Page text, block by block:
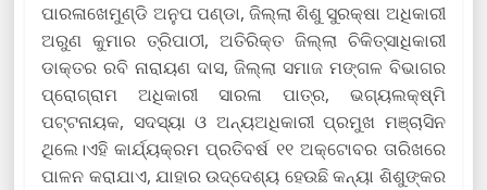
ପାରଳାଖେମୁଣ୍ଡି ଅନୁପ ପଣ୍ଡା, ଜିଲ୍ଲା ଶିଶୁ ସୁରକ୍ଷା ଅଧିକାରୀ
ଅରୁଣ କୁମାର ତ୍ରିପାଠୀ, ଅତିରିକ୍ତ ଜିଲ୍ଲା ଚିକିତ୍ସାଧିକାରୀ
ଡାକ୍ତର ରବି ନାରାୟଣ ଦାସ, ଜିଲ୍ଲା ସମାଜ ମଙ୍ଗଳ ବିଭାଗର
ପ୍ରୋଗ୍ରାମ ଅଧିକାରୀ ସାରଳା ପାତ୍ର, ଭଗ୍ୟଲକ୍ଷ୍ମି
ପଟ୍ଟନାୟକ, ସଦସ୍ୟା ଓ ଅନ୍ୟଅଧିକାରୀ ପ୍ରମୁଖ ମଞ୍ଚାସିନ
ଥିଲେ।ଏହି କାର୍ଯ୍ୟକ୍ରମ ପ୍ରତିବର୍ଷ ୧୧ ଅକ୍ଟୋବର ତାରିଖରେ
ପାଳନ କରାଯାଏ, ଯାହାର ଉଦ୍ଦେଶ୍ୟ ହେଉଛି କନ୍ୟା ଶିଶୁଙ୍କର